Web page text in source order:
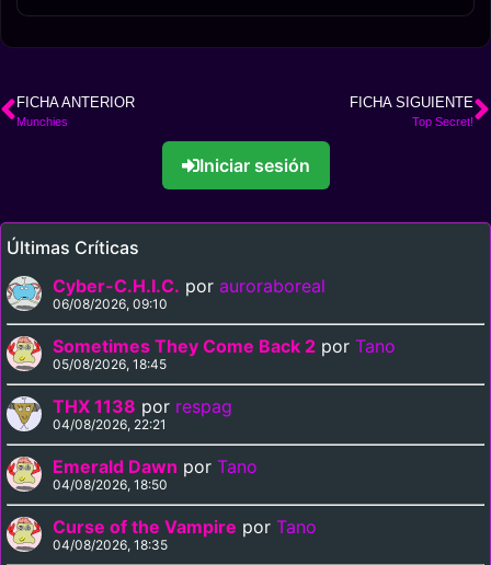
FICHA ANTERIOR
Munchies
FICHA SIGUIENTE
Top Secret!
Iniciar sesión
Últimas Críticas
Cyber-C.H.I.C. por auroraboreal
06/08/2026, 09:10
Sometimes They Come Back 2 por Tano
05/08/2026, 18:45
THX 1138 por respag
04/08/2026, 22:21
Emerald Dawn por Tano
04/08/2026, 18:50
Curse of the Vampire por Tano
04/08/2026, 18:35